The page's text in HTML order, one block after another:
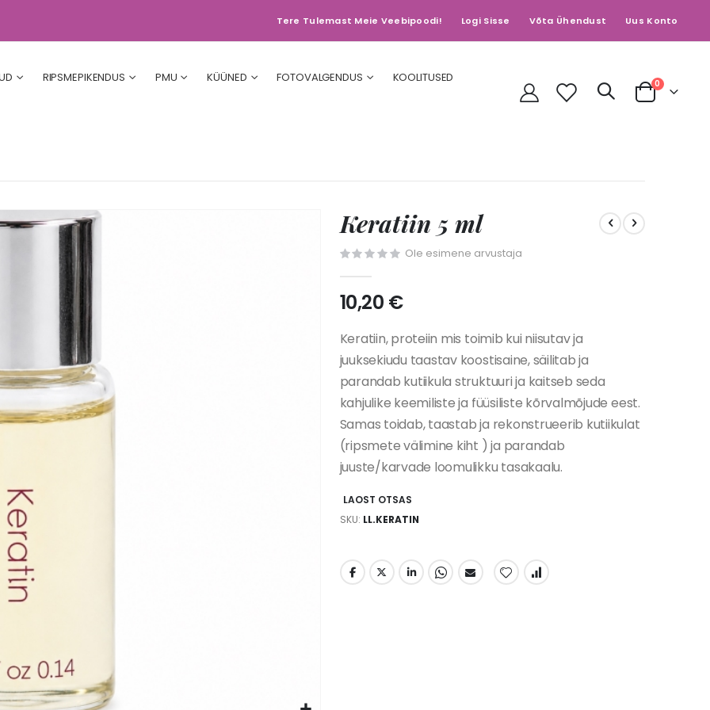
Tere Tulemast Meie Veebipoodi! Logi Sisse Võta Ühendust Uus Konto
RIPSMEPIKENDUS PMU KÜÜNED FOTOVALGENDUS
KOOLITUSED
Cart
0toodet
Keratiin 5 ml
Ole esimene arvustaja
10,20 €
Keratiin, proteiin mis toimib kui niisutav ja
juuksekiudu taastav koostisaine, säilitab ja
parandab kutiikula struktuuri ja kaitseb seda
kahjulike keemiliste ja füüsiliste kõrvalmõjude eest.
Samas toidab, taastab ja rekonstrueerib kutiikulat
(ripsmete välimine kiht ) ja parandab
juuste/karvade loomulikku tasakaalu.
LAOST OTSAS
SKU LL.KERATIN